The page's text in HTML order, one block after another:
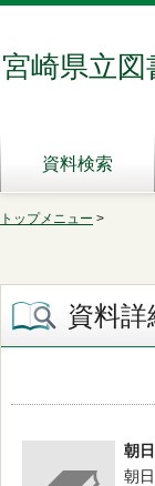
宮崎県立図
資料検索
トップメニュー >
資料詳
朝
朝